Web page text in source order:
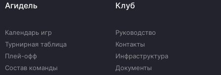
Агидель
Календарь игр
Турнирная таблица
Плей-офф
Состав команды
Клуб
Руководство
Контакты
Инфраструктура
Документы